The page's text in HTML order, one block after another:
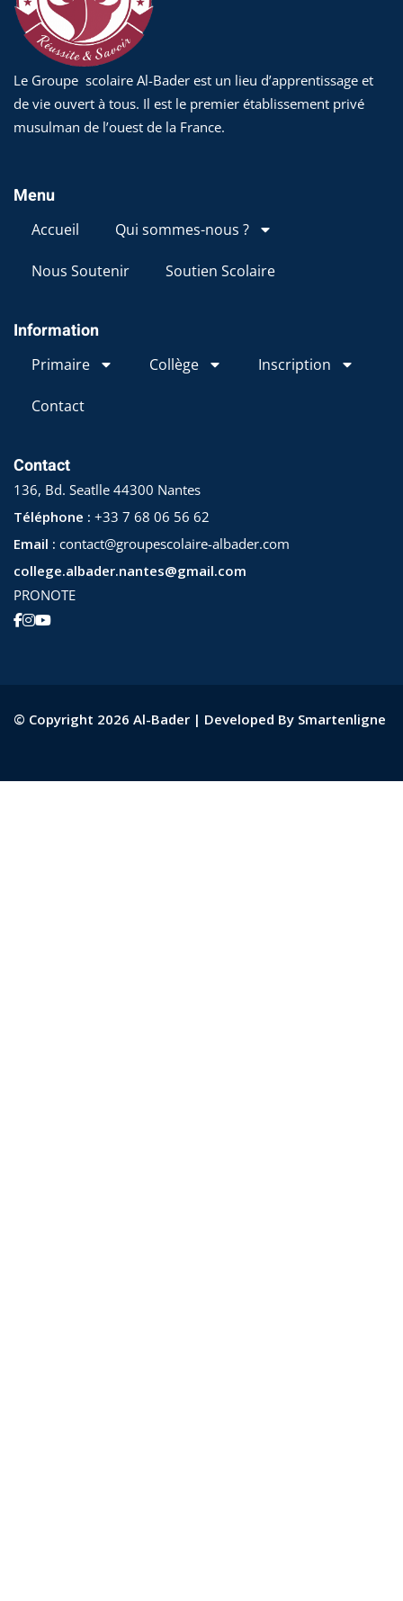
Le Groupe scolaire Al-Bader est un lieu d’apprentissage et
de vie ouvert à tous. Il est le premier établissement privé
musulman de l’ouest de la France.
Menu
Accueil Qui sommes-nous ?
Nous Soutenir Soutien Scolaire
Information
Primaire Collège Inscription
Contact
Contact
136, Bd. Seatlle 44300 Nantes
Téléphone : +33 7 68 06 56 62
Email : contact@groupescolaire-albader.com
college.albader.nantes@gmail.com
PRONOTE
© Copyright 2026 Al-Bader | Developed By Smartenligne